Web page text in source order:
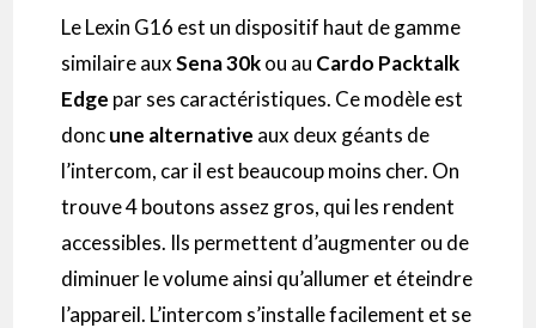
LeLexin G16 est un dispositif haut de gamme
similaire auxSena30kou au Cardo Packtalk
Edge par ses caractéristiques. Ce modèle est
doncune alternative aux deux géants de
l’intercom, car il est beaucoup moins cher. On
trouve 4 boutons assez gros, qui les rendent
accessibles. Ils permettent d’augmenter ou de
diminuer le volume ainsi qu’allumer et éteindre
l’appareil. L’intercom s’installe facilement et se